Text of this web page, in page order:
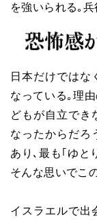
を強いられる｡
日本だけではな
なっている｡理
どもが自立でき
なったからだろ
あり､最も｢ゆと
そんな思いでこ
イスラエルで出